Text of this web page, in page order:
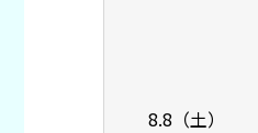
8.8（土）